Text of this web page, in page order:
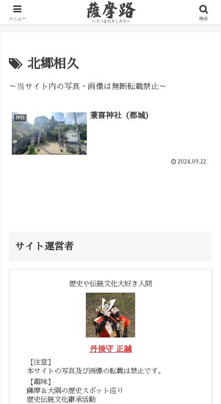
写真で辿る薩摩の歴史路
北郷相久
～当サイト内の写真・画像は無断転載禁止～
神社 兼喜神社（都城）
2024.09.22
サイト運営者
歴史や伝統文化大好き人間
丹後守 正誠
【注意】
本サイトの写真及び画像の転載は禁止です。
【趣味】
薩摩＆大隅の歴史スポット巡り
歴史伝統文化継承活動
メニュー 検索